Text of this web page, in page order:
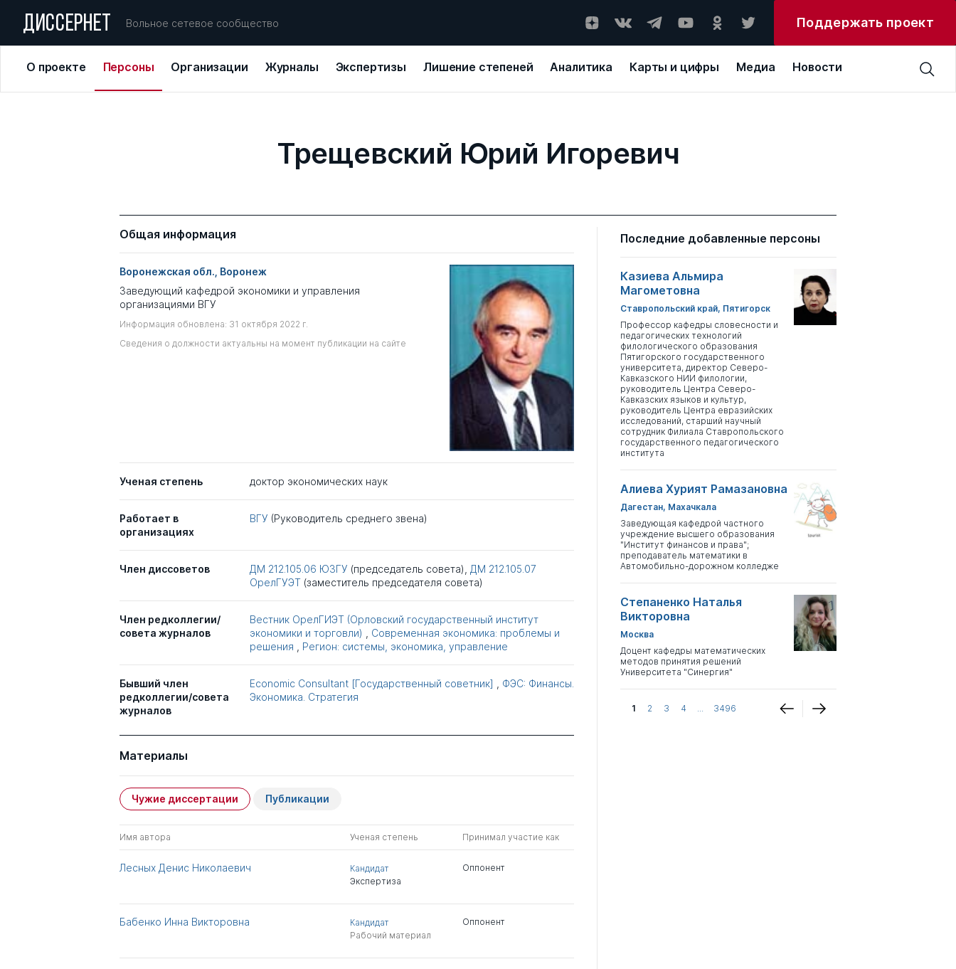
ДИССЕРНЕТ Вольное сетевое сообщество Поддержать проект
О проекте Персоны Организации Журналы Экспертизы Лишение степеней Аналитика Карты и цифры Медиа Новости
Трещевский Юрий Игоревич
Общая информация
Воронежская обл., Воронеж
Заведующий кафедрой экономики и управления
организациями ВГУ
Информация обновлена: 31 октября 2022 г.
Сведения о должности актуальны на момент публикации на сайте
Ученая степень доктор экономических наук
Работает в
организациях
ВГУ (Руководитель среднего звена)
Член диссоветов ДМ 212.105.06 ЮЗГУ (председатель совета), ДМ 212.105.07
ОрелГУЭТ (заместитель председателя совета)
Член редколлегии/
совета журналов
Вестник ОрелГИЭТ (Орловский государственный институт
экономики и торговли)
Современная экономика: проблемы и
решения
Регион: системы, экономика, управление
Бывший член
редколлегии/совета
журналов
Economic Consultant [Государственный советник]
ФЭС: Финансы.
Экономика. Стратегия
Материалы
Чужие диссертации Публикации
Имя автора Ученая степень Принимал участие как
Лесных Денис Николаевич
Кандидат
Экспертиза
Оппонент
Бабенко Инна Викторовна
Кандидат
Рабочий материал
Оппонент
Последние добавленные персоны
Казиева Альмира
Магометовна
Ставропольский край, Пятигорск
Профессор кафедры словесности и
педагогических технологий
филологического образования
Пятигорского государственного
университета, директор Северо-
Кавказского НИИ филологии,
руководитель Центра Северо-
Кавказских языков и культур,
руководитель Центра евразийских
исследований, старший научный
сотрудник Филиала Ставропольского
государственного педагогического
института
Алиева Хурият Рамазановна
Дагестан, Махачкала
Заведующая кафедрой частного
учреждение высшего образования
"Институт финансов и права";
преподаватель математики в
Автомобильно-дорожном колледже
Степаненко Наталья
Викторовна
Москва
Доцент кафедры математических
методов принятия решений
Университета "Синергия"
1 2 3 4 ... 3496